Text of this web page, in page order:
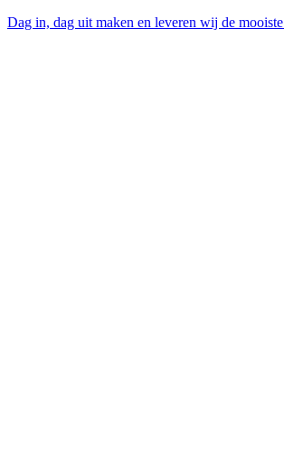
Dag in, dag uit maken en leveren wij de